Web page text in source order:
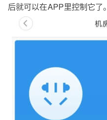
后就可以在APP里控制它了。